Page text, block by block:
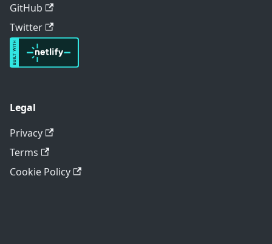
GitHub
Twitter
Legal
Privacy
Terms
Cookie Policy